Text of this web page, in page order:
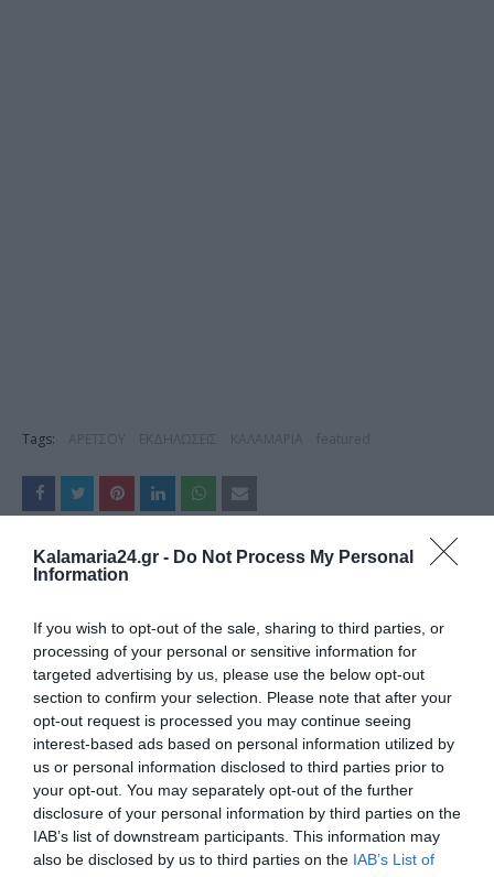
Kalamaria24.gr - Do Not Process My Personal
Information
If you wish to opt-out of the sale, sharing to third parties, or
processing of your personal or sensitive information for
targeted advertising by us, please use the below opt-out
section to confirm your selection. Please note that after your
opt-out request is processed you may continue seeing
interest-based ads based on personal information utilized by
us or personal information disclosed to third parties prior to
your opt-out. You may separately opt-out of the further
disclosure of your personal information by third parties on the
IAB’s list of downstream participants. This information may
also be disclosed by us to third parties on the IAB’s List of
Tags:
ΔΗΜΟΣΊΕΥΣΗ ΣΧΟΛΊΟΥ